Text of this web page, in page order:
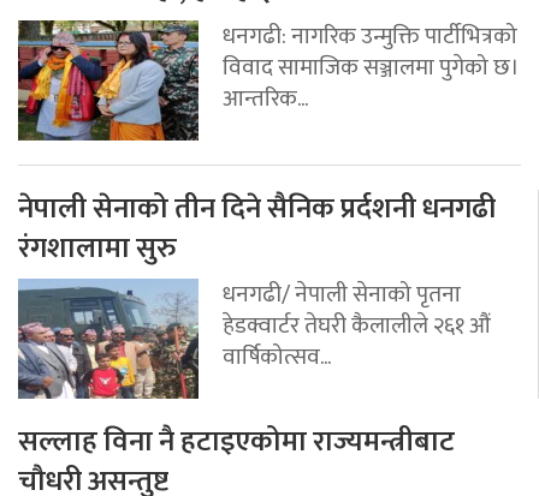
धनगढी: नागरिक उन्मुक्ति पार्टीभित्रको
विवाद सामाजिक सञ्जालमा पुगेको छ।
आन्तरिक...
नेपाली सेनाको तीन दिने सैनिक प्रर्दशनी धनगढी
रंगशालामा सुरु
धनगढी/ नेपाली सेनाको पृतना
हेडक्वार्टर तेघरी कैलालीले २६१ औं
वार्षिकोत्सव...
सल्लाह विना नै हटाइएकोमा राज्यमन्त्रीबाट
चौधरी असन्तुष्ट